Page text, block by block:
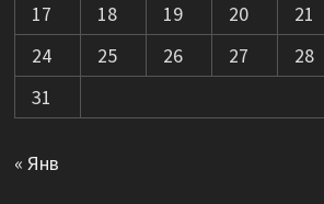
17
18 19 20 21
24
25 26 27 28
31
« Янв